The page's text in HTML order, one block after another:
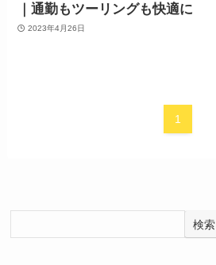
｜通勤もツーリングも快適に
2023年4月26日
1
検索